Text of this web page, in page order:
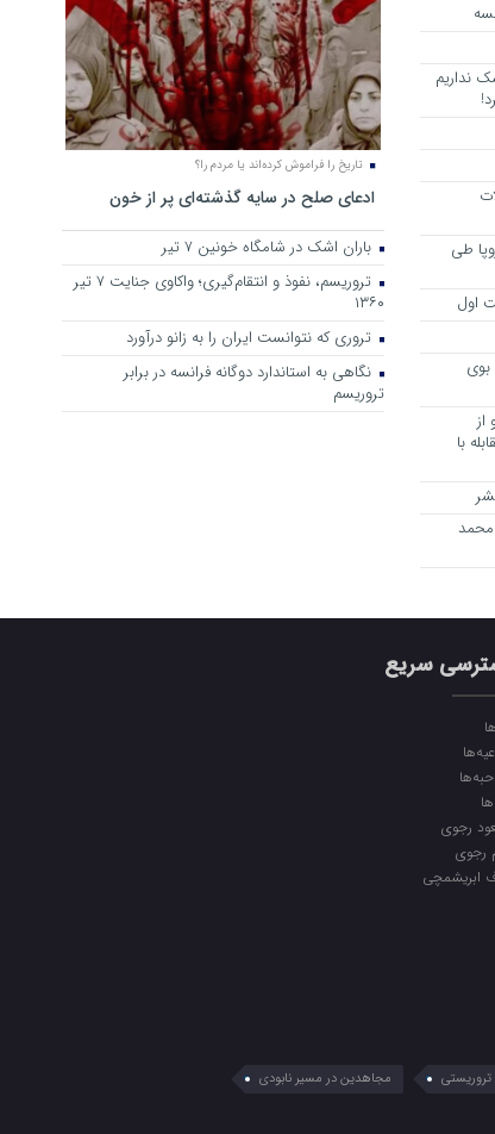
ترین دشمنان ایران هستند٬ شک نداریم
طی
اول
با
تاریخ را فراموش کرده‌اند یا مردم را؟
ادعای صلح در سایه گذشته‌ای پر از خون
باران اشک در شامگاه خونین 7 تیر
تروریسم، نفوذ و انتقام‌گیری؛ واکاوی جنایت ۷ تیر
۱۳۶۰
تروری که نتوانست ایران را به زانو درآورد
نگاهی به استاندارد دوگانه فرانسه در برابر
تروریسم
سریع
رجوی
رجوی
ابریشمچی
مجاهدین در مسیر نابودی